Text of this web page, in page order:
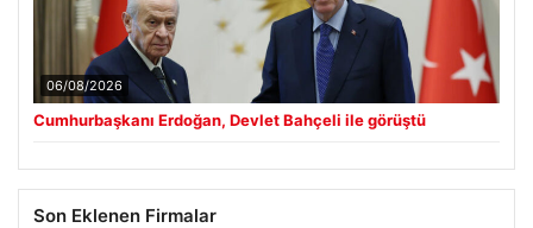
06/08/2026
Cumhurbaşkanı Erdoğan, Devlet Bahçeli ile görüştü
Son Eklenen Firmalar